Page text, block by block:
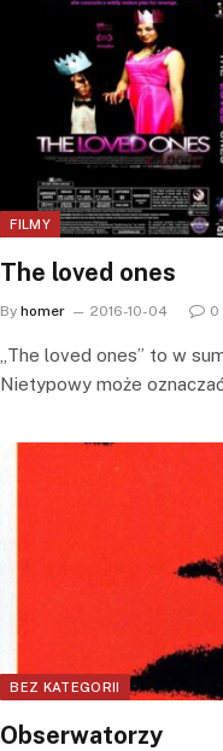
FILMY
The loved ones
By homer 2016-10-04 0
„The loved ones” to w
Nietypowy może
BEZ KATEGORII
Obserwatorzy